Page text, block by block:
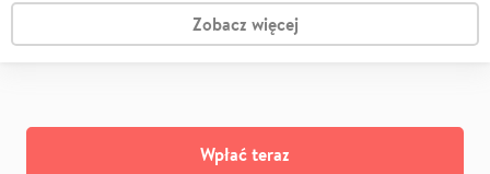
Zobacz więcej
Wpłać teraz